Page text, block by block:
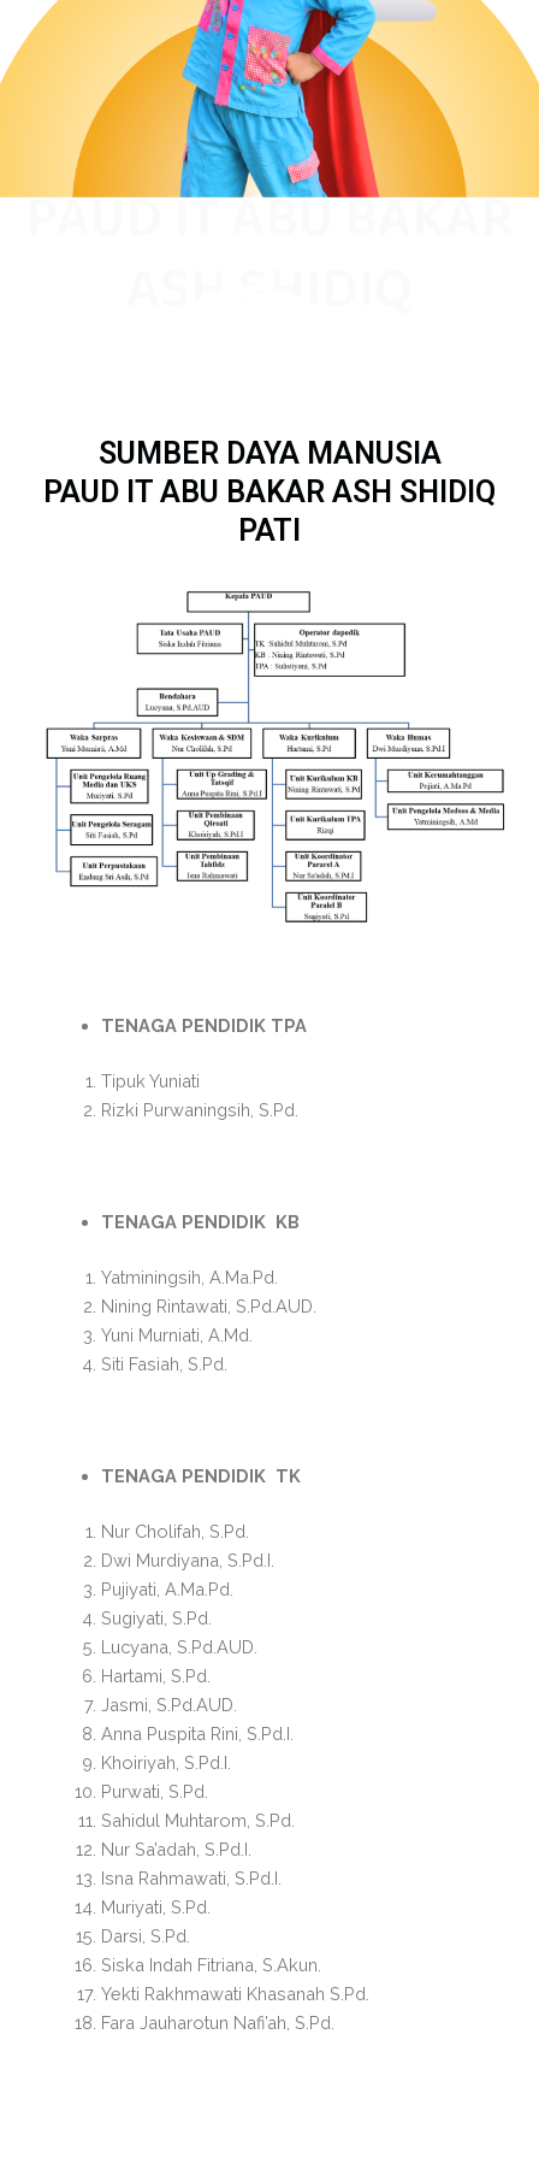
PAUD IT ABU BAKAR
SUMBER DAYA MANUSIA
PAUD IT ABU BAKAR ASH SHIDIQ
PATI
TENAGA PENDIDIK TPA
Tipuk Yuniati
Rizki Purwaningsih, S.Pd.
TENAGA PENDIDIK KB
Yatminingsih, A.Ma.Pd.
Nining Rintawati, S.Pd.AUD.
Yuni Murniati, A.Md.
Siti Fasiah, S.Pd.
TENAGA PENDIDIK TK
Nur Cholifah, S.Pd.
Dwi Murdiyana, S.Pd.I.
Pujiyati, A.Ma.Pd.
Sugiyati, S.Pd.
Lucyana, S.Pd.AUD.
Hartami, S.Pd.
Jasmi, S.Pd.AUD.
Anna Puspita Rini, S.Pd.I.
Khoiriyah, S.Pd.I.
Purwati, S.Pd.
Sahidul Muhtarom, S.Pd.
Nur Sa’adah, S.Pd.I.
Isna Rahmawati, S.Pd.I.
Muriyati, S.Pd.
Darsi, S.Pd.
Siska Indah Fitriana, S.Akun.
Yekti Rakhmawati Khasanah S.Pd.
Fara Jauharotun Nafi’ah, S.Pd.